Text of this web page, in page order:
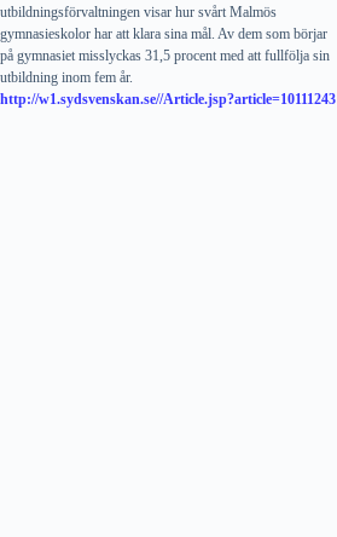
utbildningsförvaltningen visar hur svårt Malmös
gymnasieskolor har att klara sina mål. Av dem som börjar
på gymnasiet misslyckas 31,5 procent med att fullfölja sin
utbildning inom fem år.
http://w1.sydsvenskan.se//Article.jsp?article=10111243